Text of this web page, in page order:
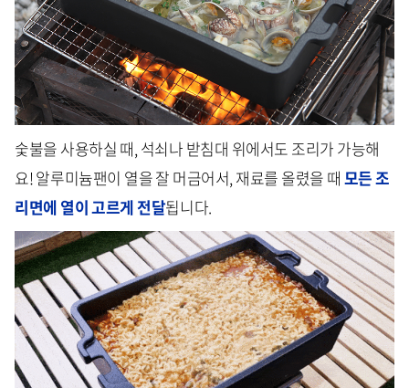
숯불을 사용하실 때, 석쇠나 받침대 위에서도 조리가 가능해
요! 알루미늄팬이 열을 잘 머금어서, 재료를 올렸을 때 모든 조
리면에 열이 고르게 전달됩니다.